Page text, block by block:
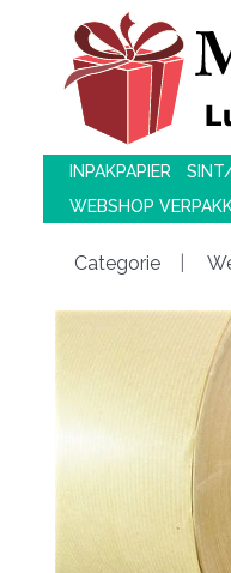
INPAKPAPIER
WEBSHOP
Categorie